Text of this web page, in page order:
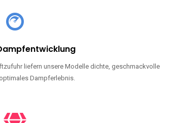
liefern unsere Modelle dichte, geschmackvolle
Dampferlebnis.